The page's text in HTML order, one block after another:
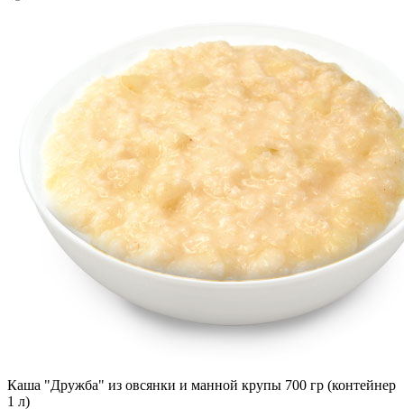
Каша "Дружба" из овсянки и манной крупы 700 гр (контейнер
1 л)